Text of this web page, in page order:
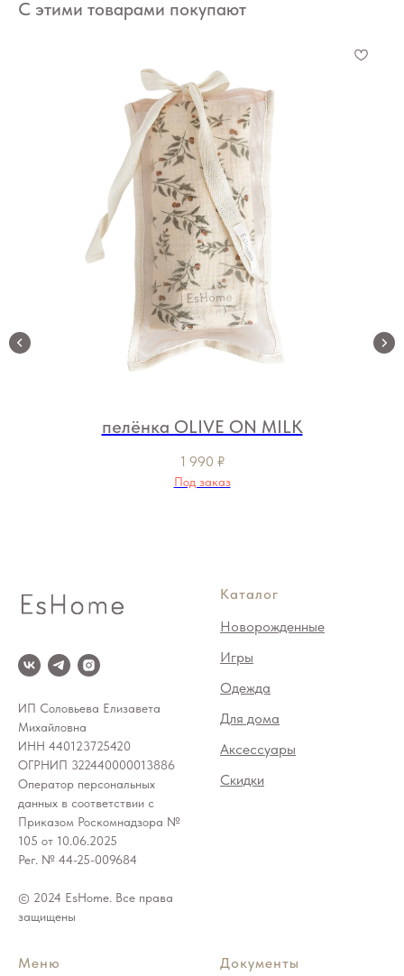
С этими товарами покупают
пелёнка OLIVE ON MILK
1 990 ₽
Под заказ
ИП Соловьева Елизавета
Михайловна
ИНН 440123725420
ОГРНИП 322440000013886
Оператор персональных
данных в соответствии с
Приказом Роскомнадзора №
105 от 10.06.2025
Рег. № 44-25-009684
© 2024 EsHome. Все права
защищены
Каталог
Новорожденные
Игры
Одежда
Для дома
Аксессуары
Скидки
Меню Документы